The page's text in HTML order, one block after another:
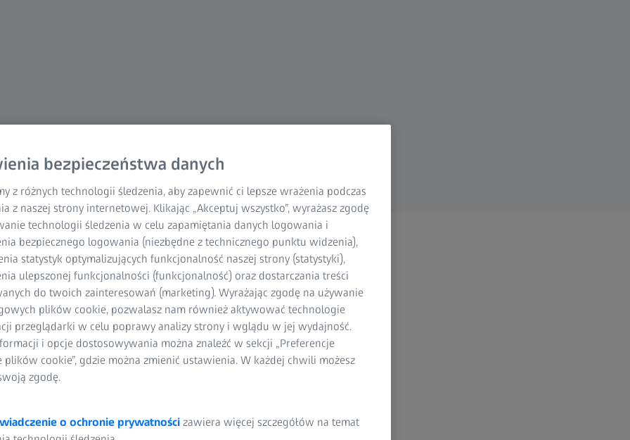
wytwarzanie
precyzji i jakości od
gdy wcześniej wytwarzanie przyrostowe było
małą skalę, obecnie wiele branż coraz częściej
procesów i konfigurowania swoich produktów.
3D i wykorzystanie wytwarzania przyrostowego w
o złożonej geometrii. Niesztywne systemy pomiarowe
bezpieczeństwa danych
z różnych technologii śledzenia, aby zapewnić ci lepsze wrażenia podczas
z naszej strony internetowej. Klikając „Akceptuj wszystko”, wyrażasz zgodę
technologii śledzenia w celu zapamiętania danych logowania i
bezpiecznego logowania (niezbędne z technicznego punktu widzenia),
statystyk optymalizujących funkcjonalność naszej strony (statystyki),
ulepszonej funkcjonalności (funkcjonalność) oraz dostarczania treści
do twoich zainteresowań (marketing). Wyrażając zgodę na używanie
plików cookie, pozwalasz nam również aktywować technologie
przeglądarki w celu poprawy analizy strony i wglądu w jej wydajność.
i opcje dostosowywania można znaleźć w sekcji „Preferencje
plików cookie”, gdzie można zmienić ustawienia. W każdej chwili możesz
zgodę.
o ochronie prywatności zawiera więcej szczegółów na temat